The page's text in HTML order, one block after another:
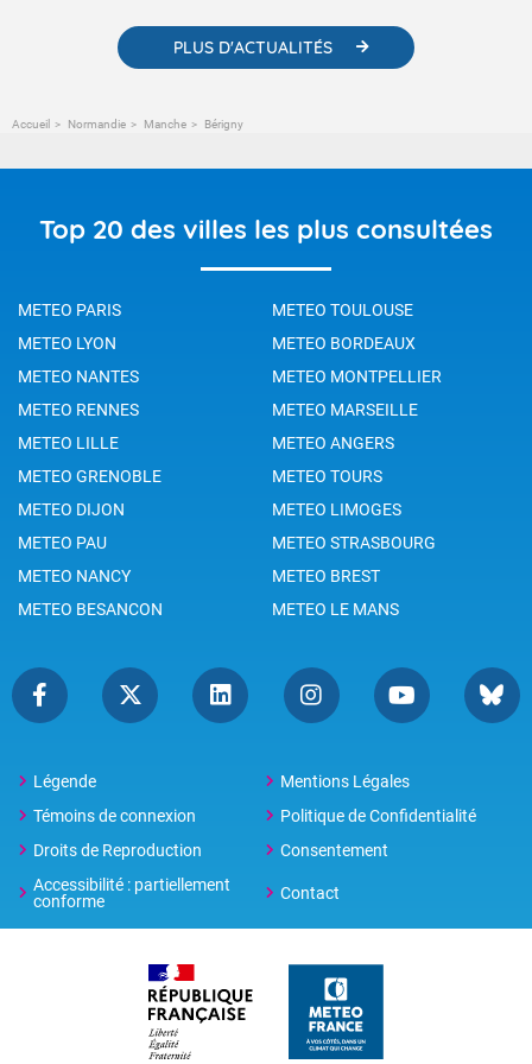
PLUS D'ACTUALITÉS
Accueil Normandie Manche Bérigny
Top 20 des villes les plus consultées
METEO PARIS
METEO TOULOUSE
METEO LYON
METEO BORDEAUX
METEO NANTES
METEO MONTPELLIER
METEO RENNES
METEO MARSEILLE
METEO LILLE
METEO ANGERS
METEO GRENOBLE
METEO TOURS
METEO DIJON
METEO LIMOGES
METEO PAU
METEO STRASBOURG
METEO NANCY
METEO BREST
METEO BESANCON
METEO LE MANS
Légende
Mentions Légales
Témoins de connexion
Politique de Confidentialité
Droits de Reproduction
Consentement
Accessibilité : partiellement
conforme
Contact